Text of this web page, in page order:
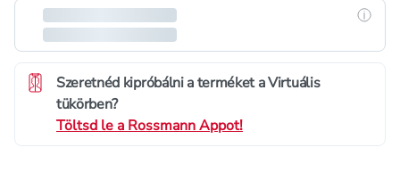
Szeretnéd kipróbálni a terméket a Virtuális
tükörben?
Töltsd le a Rossmann Appot!